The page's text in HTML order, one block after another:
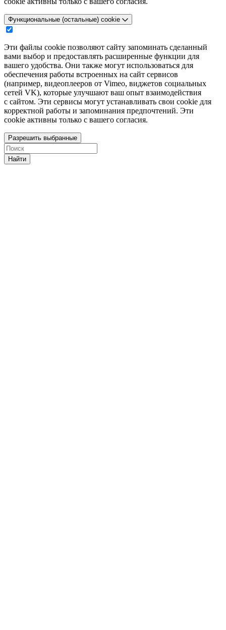
Функциональные (остальные) cookie
Эти файлы cookie позволяют сайту запоминать сделанный
вами выбор и предоставлять расширенные функции для
вашего удобства. Они также могут использоваться для
обеспечения работы встроенных на сайт сервисов
(например, видеоплееров от Vimeo, виджетов социальных
сетей VK), которые улучшают ваш опыт взаимодействия
с сайтом. Эти сервисы могут устанавливать свои cookie для
корректной работы и запоминания предпочтений. Эти
cookie активны только с вашего согласия.
Разрешить выбранные
Найти